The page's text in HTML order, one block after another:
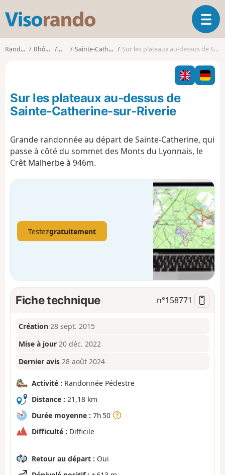
s
o
o
O
u
i
r
l
i
i
o
n
Randonnées Rhône-Alpes RhôneSainte-Catherine (Rhône) Sur les plateaux au-dessus de Sainte-Catherine-sur-Riverie
Sur les plateaux au-dessus de
Sainte-Catherine-sur-Riverie
Grande randonnée au départ de Sainte-Catherine, qui
passe à côté du sommet des Monts du Lyonnais, le
Crêt Malherbe à 946m.
Testezgratuitement
Fiche technique n°158771
Création 28 sept. 2015
Mise à jour 20 déc. 2022
Dernier avis 28 août 2024
Activité : Randonnée Pédestre
Distance : 21,18 km
Durée moyenne : 7h 50
Difficulté : Difficile
Retour au départ : Oui